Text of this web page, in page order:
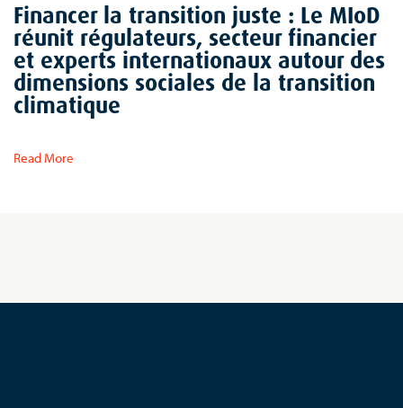
Financer la transition juste : Le MIoD
réunit régulateurs, secteur financier
et experts internationaux autour des
dimensions sociales de la transition
climatique
Read More